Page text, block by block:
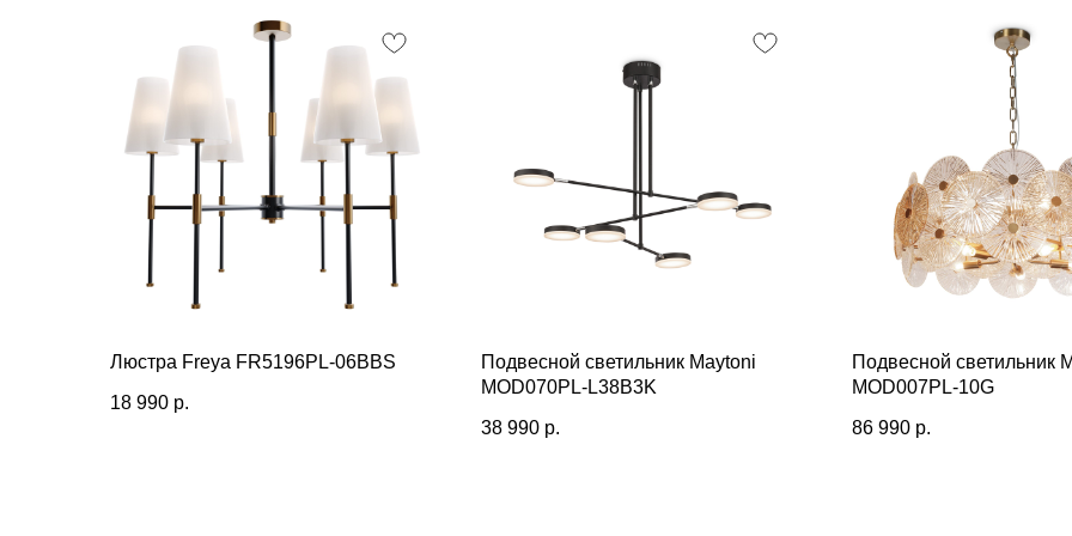
Люстра Freya FR5196PL-06BBS
18 990 р.
Подвесной светильник Maytoni
MOD070PL-L38B3K
38 990 р.
Подвесной светильник
MOD007PL-10G
86 990 р.